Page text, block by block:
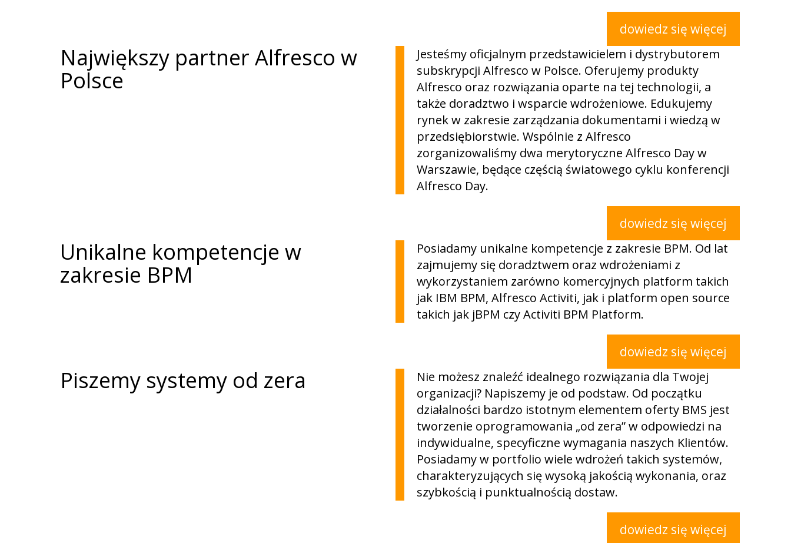
dowiedz się więcej
Największy partner Alfresco w
Polsce
Jesteśmy oficjalnym przedstawicielem i dystrybutorem
subskrypcji Alfresco w Polsce. Oferujemy produkty
Alfresco oraz rozwiązania oparte na tej technologii, a
także doradztwo i wsparcie wdrożeniowe. Edukujemy
rynek w zakresie zarządzania dokumentami i wiedzą w
przedsiębiorstwie. Wspólnie z Alfresco
zorganizowaliśmy dwa merytoryczne Alfresco Day w
Warszawie, będące częścią światowego cyklu konferencji
Alfresco Day.
dowiedz się więcej
Unikalne kompetencje w
zakresie BPM
Posiadamy unikalne kompetencje z zakresie BPM. Od lat
zajmujemy się doradztwem oraz wdrożeniami z
wykorzystaniem zarówno komercyjnych platform takich
jak IBM BPM, Alfresco Activiti, jak i platform open source
takich jak jBPM czy Activiti BPM Platform.
dowiedz się więcej
Piszemy systemy od zera
Nie możesz znaleźć idealnego rozwiązania dla Twojej
organizacji? Napiszemy je od podstaw. Od początku
działalności bardzo istotnym elementem oferty BMS jest
tworzenie oprogramowania „od zera” w odpowiedzi na
indywidualne, specyficzne wymagania naszych Klientów.
Posiadamy w portfolio wiele wdrożeń takich systemów,
charakteryzujących się wysoką jakością wykonania, oraz
szybkością i punktualnością dostaw.
dowiedz się więcej